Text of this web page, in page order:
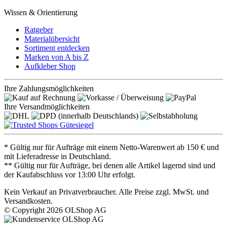
Wissen & Orientierung
Ratgeber
Materialübersicht
Sortiment entdecken
Marken von A bis Z
Aufkleber Shop
Ihre Zahlungsmöglichkeiten
Ihre Versandmöglichkeiten
* Gültig nur für Aufträge mit einem Netto-Warenwert ab 150 € und
mit Lieferadresse in Deutschland.
** Gültig nur für Aufträge, bei denen alle Artikel lagernd sind und
der Kaufabschluss vor 13:00 Uhr erfolgt.
Kein Verkauf an Privatverbraucher. Alle Preise zzgl. MwSt. und
Versandkosten.
© Copyright 2026 OLShop AG